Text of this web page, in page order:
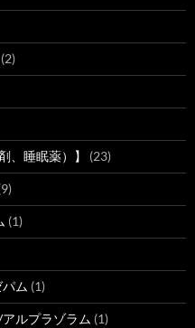
(2)
、睡眠薬）】 (23)
(1)
ム (1)
ルプラゾラム (1)